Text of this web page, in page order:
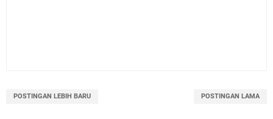
POSTINGAN LEBIH BARU POSTINGAN LAMA